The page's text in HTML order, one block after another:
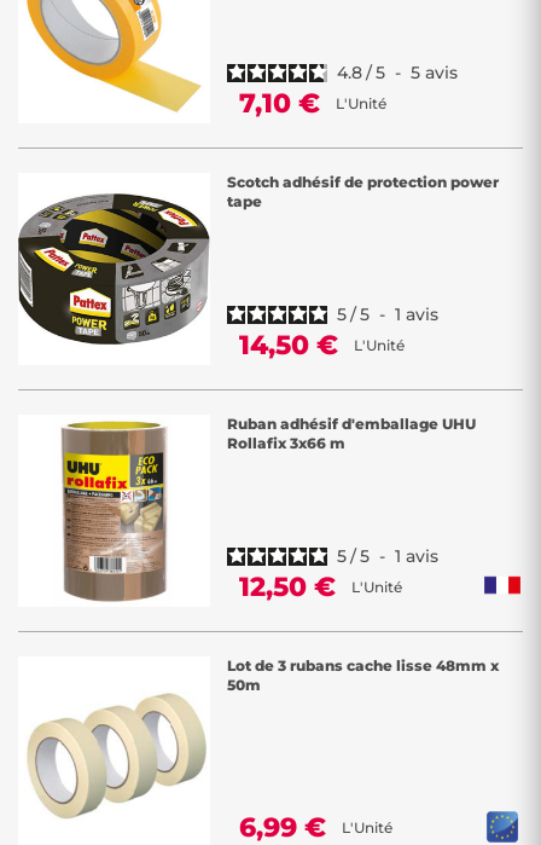
4.8/5 - 5 avis
7,10 € L'Unité
Scotch adhésif de protection power
tape
5/5 - 1 avis
14,50 € L'Unité
Ruban adhésif d'emballage UHU
Rollafix 3x66 m
5/5 - 1 avis
12,50 € L'Unité
Lot de 3 rubans cache lisse 48mm x
50m
6,99 € L'Unité